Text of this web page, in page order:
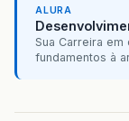
ALURA
Sua Carreira
fundamentos à